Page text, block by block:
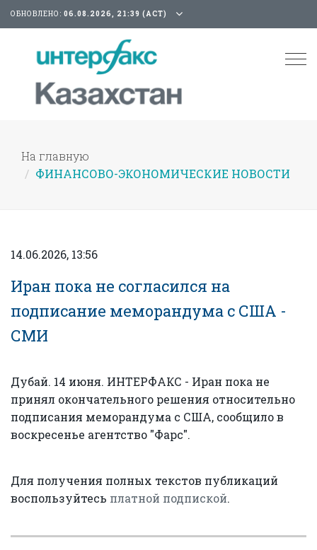
ОБНОВЛЕНО: 06.08.2026, 21:39 (АСТ)
На главную
ФИНАНСОВО-ЭКОНОМИЧЕСКИЕ НОВОСТИ
14.06.2026, 13:56
Иран пока не согласился на
подписание меморандума с США -
СМИ
Дубай. 14 июня. ИНТЕРФАКС - Иран пока не
принял окончательного решения относительно
подписания меморандума с США, сообщило в
воскресенье агентство "Фарс".
Для получения полных текстов публикаций
воспользуйтесь платной подпиской.